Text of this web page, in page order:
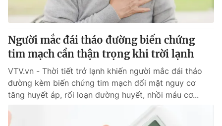
Người mắc đái tháo đường biến chứng
tim mạch cần thận trọng khi trời lạnh
VTV.vn - Thời tiết trở lạnh khiến người mắc đái tháo
đường kèm biến chứng tim mạch đối mặt nguy cơ
tăng huyết áp, rối loạn đường huyết, nhồi máu cơ...